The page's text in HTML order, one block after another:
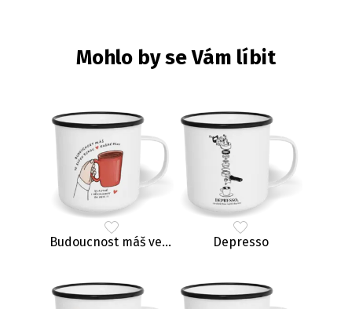
Mohlo by se Vám líbit
Budoucnost máš ve svých rukou Depresso